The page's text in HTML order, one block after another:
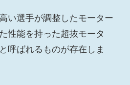
い選手が調整したモーター
性能を持った超抜モータ
呼ばれるものが存在しま